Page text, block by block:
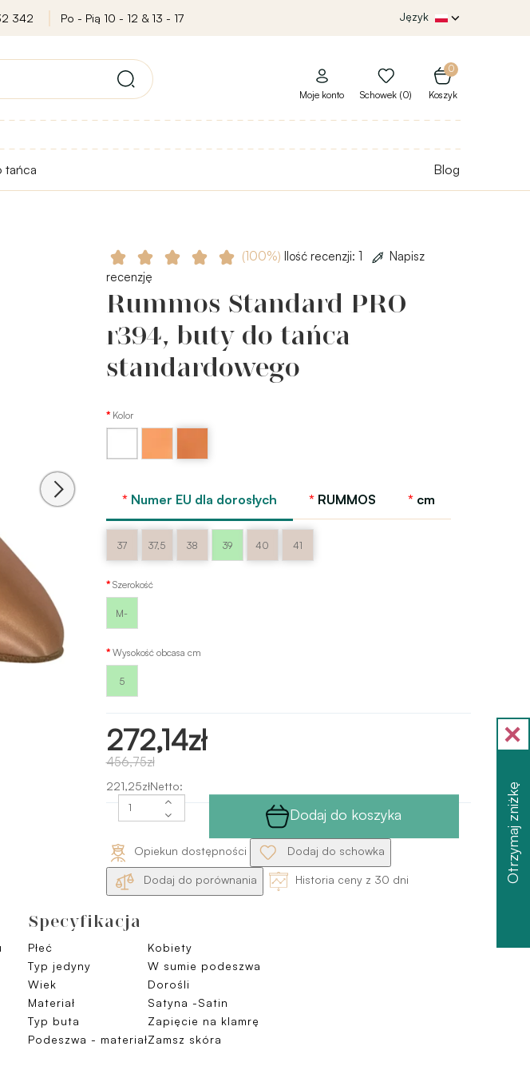
342 Po - Pią 10 - 12 & 13 - 17 Język
0
Koszyk
Moje konto Schowek (0)
tańca Blog
(100%) Ilość recenzji: 1
Napisz
recenzję
Rummos Standard PRO
r394, buty do tańca
standardowego
Kolor
satin
satin
Numer EU dla dorosłych RUMMOS cm
37 37,5 38 39 40 41
Szerokość
M-
Wysokość obcasa cm
5
272,14zł
456,75zł
221,25złNetto:
Dodaj do koszyka
Opiekun dostępności Dodaj do schowka
Dodaj do porównania Historia ceny z 30 dni
Specyfikacja
Płeć
Kobiety
Typ jedyny
W sumie podeszwa
Wiek
Dorośli
Materiał
Satyna -Satin
Typ buta
Zapięcie na klamrę
Podeszwa - materiałZamsz skóra
Otrzymaj zniżkę